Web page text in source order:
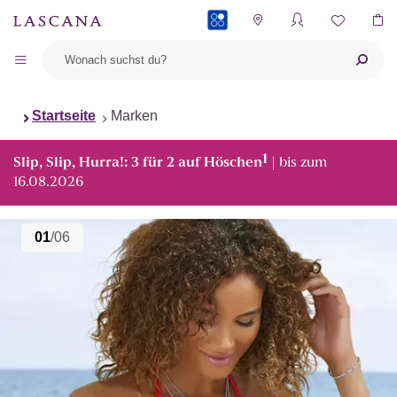
Startseite Marken
Slip, Slip, Hurra!: 3 für 2 auf Höschen1 | bis zum
16.08.2026
01/06